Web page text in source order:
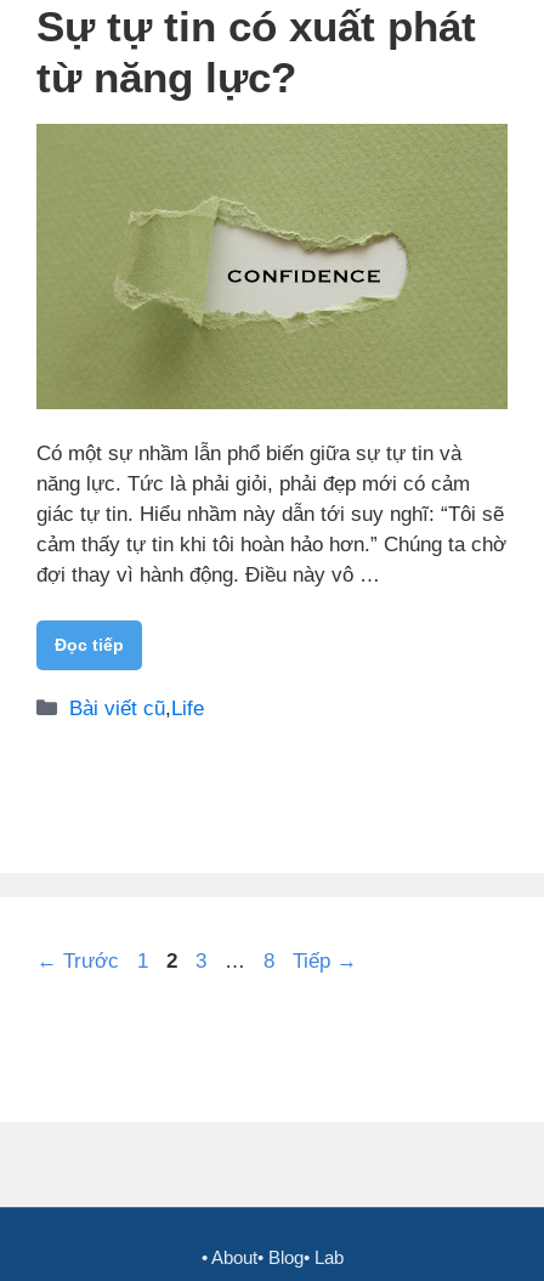
Sự tự tin có xuất phát
từ năng lực?
Có một sự nhầm lẫn phổ biến giữa sự tự tin và
năng lực. Tức là phải giỏi, phải đẹp mới có cảm
giác tự tin. Hiểu nhầm này dẫn tới suy nghĩ: “Tôi sẽ
cảm thấy tự tin khi tôi hoàn hảo hơn.” Chúng ta chờ
đợi thay vì hành động. Điều này vô …
Đọc tiếp
Danh
Bài viết cũ,Life
← Trước Trang
1 Trang
2 Trang
3 … Trang
8 Tiếp →
• About• Blog• Lab